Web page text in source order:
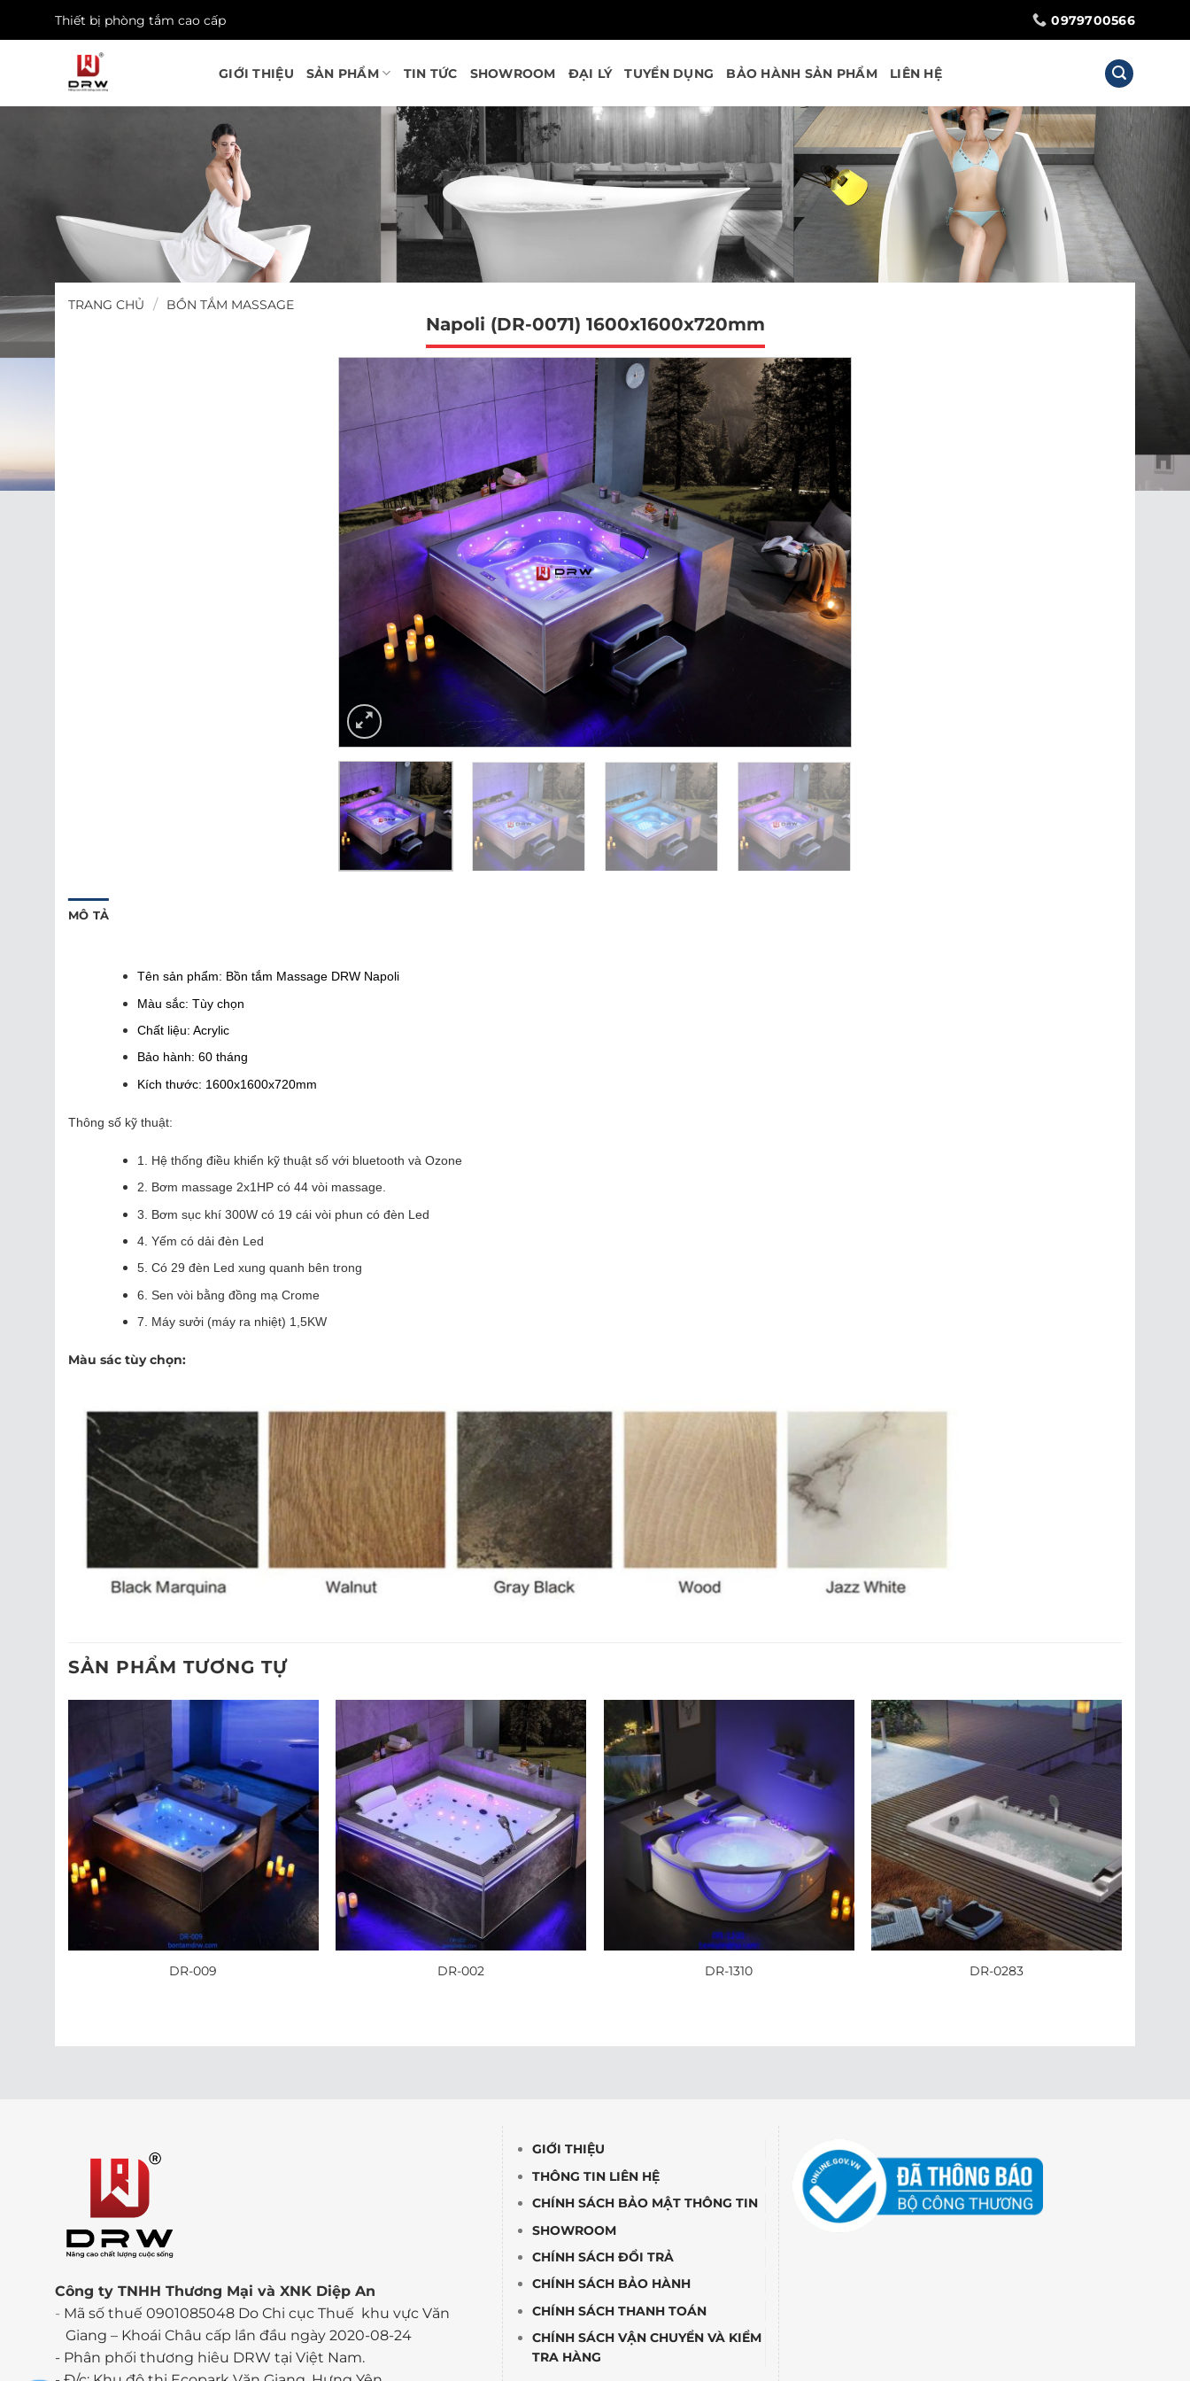
Thiết bị phòng tắm cao cấp 0979700566
GIỚI THIỆU SẢN PHẨM TIN TỨC SHOWROOM ĐẠI LÝ TUYỂN DỤNG BẢO HÀNH SẢN PHẨM LIÊN HỆ
TRANG CHỦ / BỒN TẮM MASSAGE
Napoli (DR-0071) 1600x1600x720mm
MÔ TẢ
Tên sản phẩm: Bồn tắm Massage DRW Napoli
Màu sắc: Tùy chọn
Chất liệu: Acrylic
Bảo hành: 60 tháng
Kích thước: 1600x1600x720mm
Thông số kỹ thuật:
1. Hệ thống điều khiển kỹ thuật số với bluetooth và Ozone
2. Bơm massage 2x1HP có 44 vòi massage.
3. Bơm sục khí 300W có 19 cái vòi phun có đèn Led
4. Yếm có dải đèn Led
5. Có 29 đèn Led xung quanh bên trong
6. Sen vòi bằng đồng mạ Crome
7. Máy sưởi (máy ra nhiệt) 1,5KW
Màu sác tùy chọn:
SẢN PHẨM TƯƠNG TỰ
DR-009 DR-002 DR-1310 DR-0283
Công ty TNHH Thương Mại và XNK Diệp An
- Mã số thuế 0901085048 Do Chi cục Thuế khu vực Văn
Giang – Khoái Châu cấp lần đầu ngày 2020-08-24
- Phân phối thương hiêu DRW tại Việt Nam.
GIỚI THIỆU
THÔNG TIN LIÊN HỆ
CHÍNH SÁCH BẢO MẬT THÔNG TIN
SHOWROOM
CHÍNH SÁCH ĐỔI TRẢ
CHÍNH SÁCH BẢO HÀNH
CHÍNH SÁCH THANH TOÁN
CHÍNH SÁCH VẬN CHUYỂN VÀ KIỂM
TRA HÀNG